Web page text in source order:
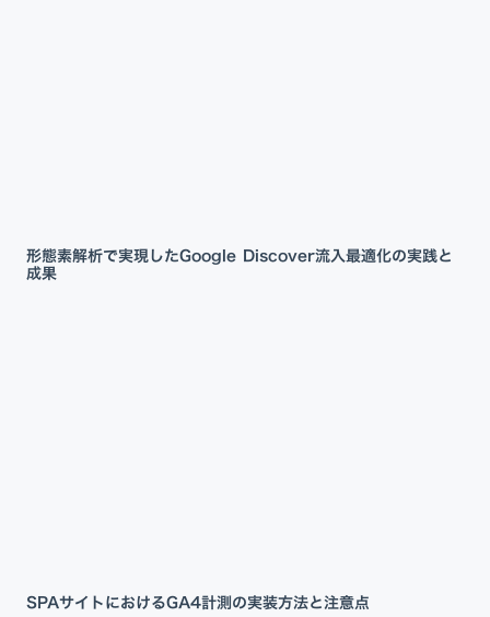
形態素解析で実現したGoogle Discover流入最適化の実践と
成果
SPAサイトにおけるGA4計測の実装方法と注意点